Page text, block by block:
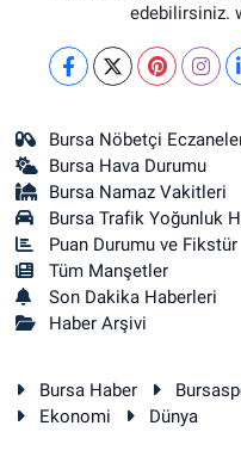
edebilirsiniz.
Bursa Nöbetçi
Bursa Hava Durumu
Bursa Namaz Vakitleri
Bursa Trafik Yoğunluk
Puan Durumu ve Fikstür
Tüm Manşetler
Son Dakika Haberleri
Haber Arşivi
Bursa Haber
Ekonomi
Dünya